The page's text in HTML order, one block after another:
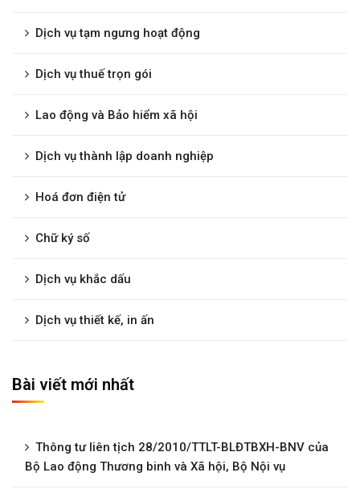
Dịch vụ tạm ngưng hoạt động
Dịch vụ thuế trọn gói
Lao động và Bảo hiểm xã hội
Dịch vụ thành lập doanh nghiệp
Hoá đơn điện tử
Chữ ký số
Dịch vụ khắc dấu
Dịch vụ thiết kế, in ấn
Bài viết mới nhất
Thông tư liên tịch 28/2010/TTLT-BLĐTBXH-BNV của
Bộ Lao động Thương binh và Xã hội, Bộ Nội vụ